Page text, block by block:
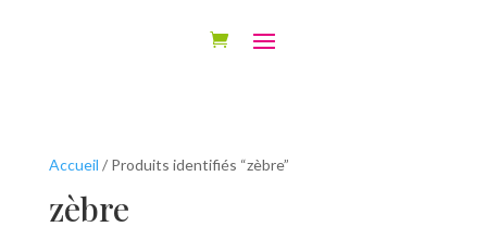
Accueil / Produits identifiés “zèbre”
zèbre